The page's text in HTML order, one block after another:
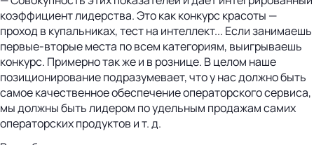
коэффициент лидерства. Это как конкурс красоты —
проход в купальниках, тест на интеллект... Если занимаешь
первые-вторые места по всем категориям, выигрываешь
конкурс. Примерно так же и в рознице. В целом наше
позиционирование подразумевает, что у нас должно быть
самое качественное обеспечение операторского сервиса,
мы должны быть лидером по удельным продажам самих
операторских продуктов и т. д.